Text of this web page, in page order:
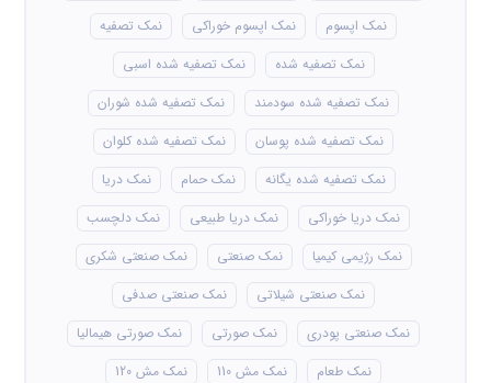
نمک اپسوم
نمک اپسوم خوراکی
نمک تصفیه
نمک تصفیه شده
نمک تصفیه شده اسبی
نمک تصفیه شده سودمند
نمک تصفیه شده شوران
نمک تصفیه شده پوسان
نمک تصفیه شده کلوان
نمک تصفیه شده یگانه
نمک حمام
نمک دریا
نمک دریا خوراکی
نمک دریا طبیعی
نمک دلچسب
نمک رژیمی کیمیا
نمک صنعتی
نمک صنعتی شکری
نمک صنعتی شیلاتی
نمک صنعتی صدفی
نمک صنعتی پودری
نمک صورتی
نمک صورتی هیمالیا
نمک طعام
نمک مش 110
نمک مش 120